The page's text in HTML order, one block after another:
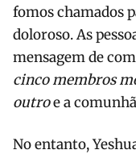
fomos chamados
doloroso. As
mensagem de
cinco membros
outroe a
No entanto,